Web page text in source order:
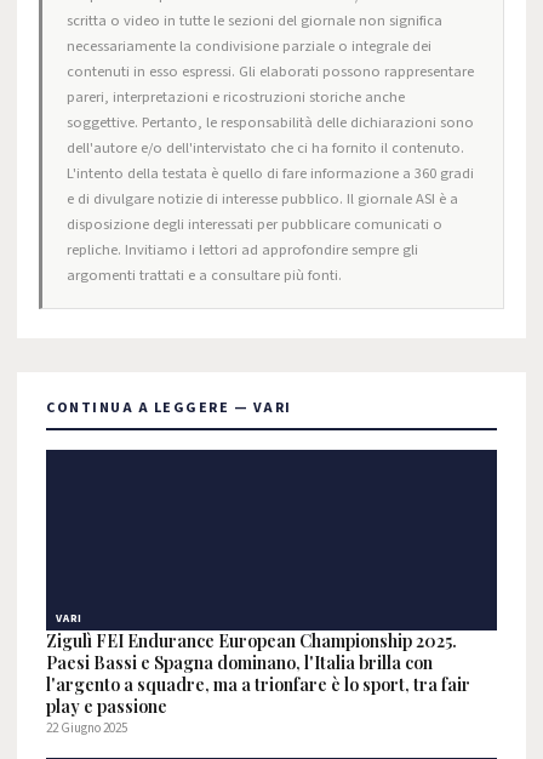
scritta o video in tutte le sezioni del giornale non significa
necessariamente la condivisione parziale o integrale dei
contenuti in esso espressi. Gli elaborati possono rappresentare
pareri, interpretazioni e ricostruzioni storiche anche
soggettive. Pertanto, le responsabilità delle dichiarazioni sono
dell'autore e/o dell'intervistato che ci ha fornito il contenuto.
L'intento della testata è quello di fare informazione a 360 gradi
e di divulgare notizie di interesse pubblico. Il giornale ASI è a
disposizione degli interessati per pubblicare comunicati o
repliche. Invitiamo i lettori ad approfondire sempre gli
argomenti trattati e a consultare più fonti.
CONTINUA A LEGGERE — VARI
VARI
Zigulì FEI Endurance European Championship 2025.
Paesi Bassi e Spagna dominano, l'Italia brilla con
l'argento a squadre, ma a trionfare è lo sport, tra fair
play e passione
22 Giugno 2025